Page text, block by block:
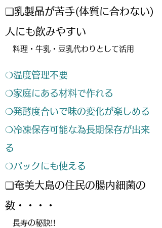
❑乳製品が苦手(体質に合わない)
人にも飲みやすい
料理・牛乳・豆乳代わりとして活用
❍温度管理不要
❍家庭にある材料で作れる
❍発酵度合いで味の変化が楽しめる
❍冷凍保存可能な為長期保存が出来
る
❍パックにも使える
❑奄美大島の住民の腸内細菌の
数・・・・
長寿の秘訣!!